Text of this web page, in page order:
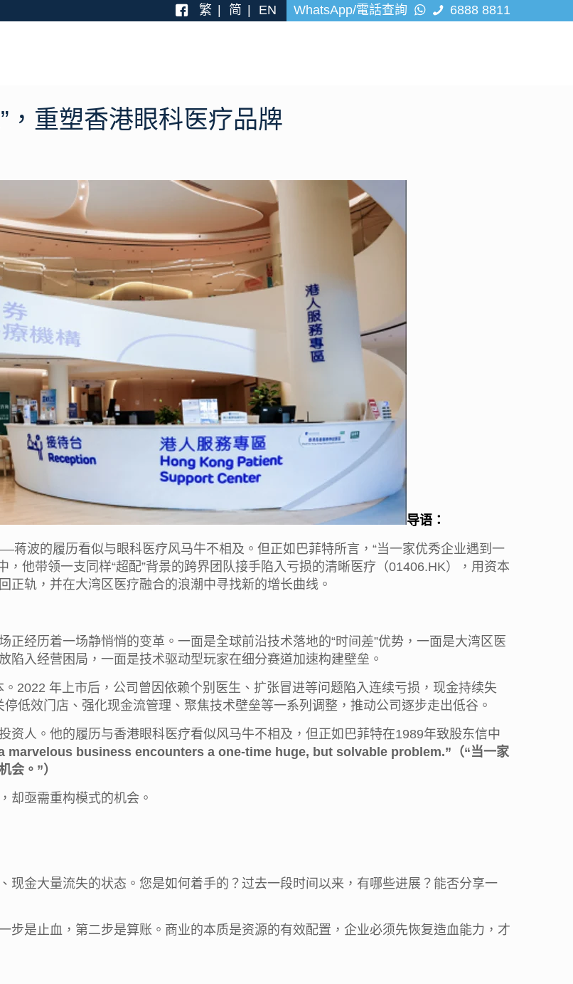
繁 简 EN WhatsApp/電話查詢 6888 8811
，重塑香港眼科医疗品牌
导语：
波的履历看似与眼科医疗风马牛不相及。但正如巴菲特所言，“当一家优秀企业遇到一
他带领一支同样“超配”背景的跨界团队接手陷入亏损的清晰医疗（01406.HK），用资本
轨，并在大湾区医疗融合的浪潮中寻找新的增长曲线。
经历着一场静悄悄的变革。一面是全球前沿技术落地的“时间差”优势，一面是大湾区医
入经营困局，一面是技术驱动型玩家在细分赛道加速构建壁垒。
2022 年上市后，公司曾因依赖个别医生、扩张冒进等问题陷入连续亏损，现金持续失
低效门店、强化现金流管理、聚焦技术壁垒等一系列调整，推动公司逐步走出低谷。
人。他的履历与香港眼科医疗看似风马牛不相及，但正如巴菲特在1989年致股东信中
business encounters a one-time huge, but solvable problem.” （“当一家
会。”）
却亟需重构模式的机会。
现金大量流失的状态。您是如何着手的？过去一段时间以来，有哪些进展？能否分享一
步是止血，第二步是算账。商业的本质是资源的有效配置，企业必须先恢复造血能力，才